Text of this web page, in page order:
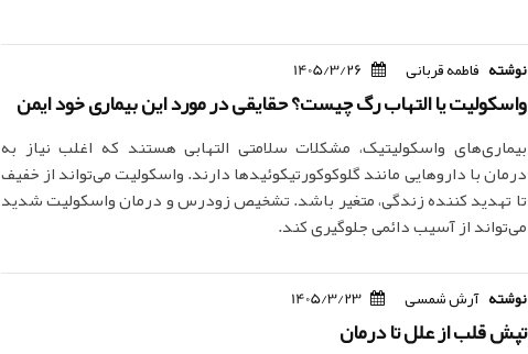
نوشته فاطمه قربانی 1405/3/26
واسکولیت یا التهاب رگ چیست؟ حقایقی در مورد این بیماری خود ایمن
بیماری‌های واسکولیتیک، مشکلات سلامتی التهابی هستند که اغلب نیاز به
درمان با داروهایی مانند گلوکوکورتیکوئیدها دارند. واسکولیت می‌تواند از خفیف
تا تهدید کننده زندگی، متغیر باشد. تشخیص زودرس و درمان واسکولیت شدید
می‌تواند از آسیب دائمی جلوگیری کند.
نوشته آرش شمسی 1405/3/23
تپش قلب از علل تا درمان